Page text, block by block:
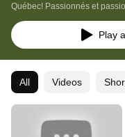
Québec! Passionnés et
entreprise, leurs défis et
ses membres sur notre site
Play
All Videos